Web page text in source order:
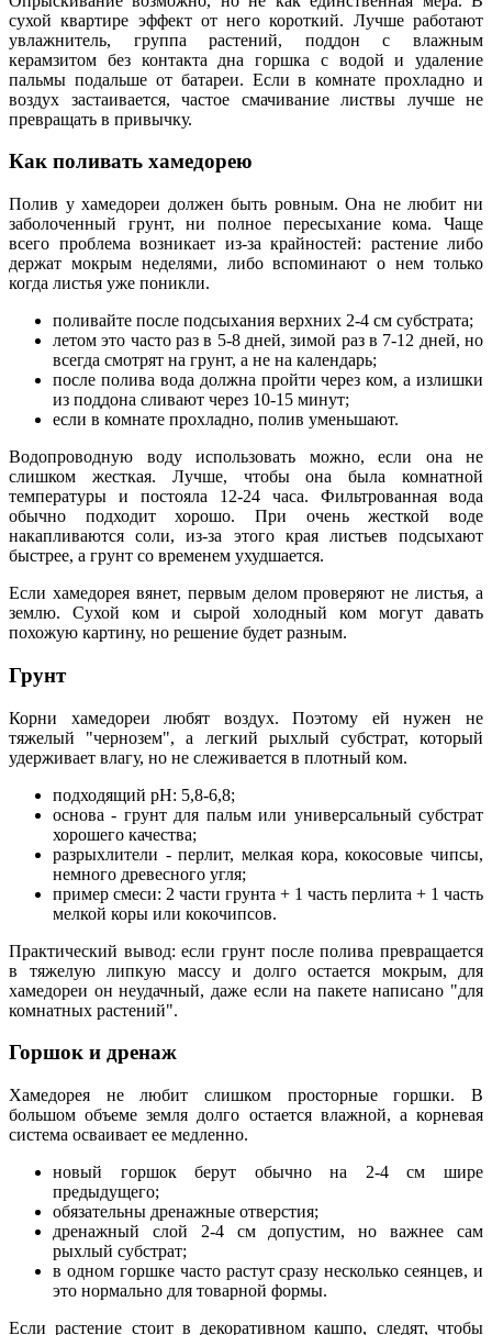
сухой квартире эффект от него короткий. Лучше работают
увлажнитель, группа растений, поддон с влажным
керамзитом без контакта дна горшка с водой и удаление
пальмы подальше от батареи. Если в комнате прохладно и
воздух застаивается, частое смачивание листвы лучше не
превращать в привычку.
Как поливать хамедорею
Полив у хамедореи должен быть ровным. Она не любит ни
заболоченный грунт, ни полное пересыхание кома. Чаще
всего проблема возникает из-за крайностей: растение либо
держат мокрым неделями, либо вспоминают о нем только
когда листья уже поникли.
поливайте после подсыхания верхних 2-4 см субстрата;
летом это часто раз в 5-8 дней, зимой раз в 7-12 дней, но
всегда смотрят на грунт, а не на календарь;
после полива вода должна пройти через ком, а излишки
из поддона сливают через 10-15 минут;
если в комнате прохладно, полив уменьшают.
Водопроводную воду использовать можно, если она не
слишком жесткая. Лучше, чтобы она была комнатной
температуры и постояла 12-24 часа. Фильтрованная вода
обычно подходит хорошо. При очень жесткой воде
накапливаются соли, из-за этого края листьев подсыхают
быстрее, а грунт со временем ухудшается.
Если хамедорея вянет, первым делом проверяют не листья, а
землю. Сухой ком и сырой холодный ком могут давать
похожую картину, но решение будет разным.
Грунт
Корни хамедореи любят воздух. Поэтому ей нужен не
тяжелый "чернозем", а легкий рыхлый субстрат, который
удерживает влагу, но не слеживается в плотный ком.
подходящий pH: 5,8-6,8;
основа - грунт для пальм или универсальный субстрат
хорошего качества;
разрыхлители - перлит, мелкая кора, кокосовые чипсы,
немного древесного угля;
пример смеси: 2 части грунта + 1 часть перлита + 1 часть
мелкой коры или кокочипсов.
Практический вывод: если грунт после полива превращается
в тяжелую липкую массу и долго остается мокрым, для
хамедореи он неудачный, даже если на пакете написано "для
комнатных растений".
Горшок и дренаж
Хамедорея не любит слишком просторные горшки. В
большом объеме земля долго остается влажной, а корневая
система осваивает ее медленно.
новый горшок берут обычно на 2-4 см шире
предыдущего;
обязательны дренажные отверстия;
дренажный слой 2-4 см допустим, но важнее сам
рыхлый субстрат;
в одном горшке часто растут сразу несколько сеянцев, и
это нормально для товарной формы.
Если растение стоит в декоративном кашпо, следят, чтобы